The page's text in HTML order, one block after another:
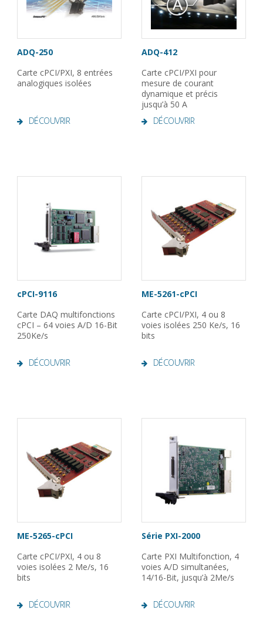
ADQ-250
Carte cPCI/PXI, 8 entrées
analogiques isolées
DÉCOUVRIR
ADQ-412
Carte cPCI/PXI pour
mesure de courant
dynamique et précis
jusqu’à 50 A
DÉCOUVRIR
cPCI-9116
Carte DAQ multifonctions
cPCI – 64 voies A/D 16-Bit
250Ke/s
DÉCOUVRIR
ME-5261-cPCI
Carte cPCI/PXI, 4 ou 8
voies isolées 250 Ke/s, 16
bits
DÉCOUVRIR
ME-5265-cPCI
Carte cPCI/PXI, 4 ou 8
voies isolées 2 Me/s, 16
bits
DÉCOUVRIR
Série PXI-2000
Carte PXI Multifonction, 4
voies A/D simultanées,
14/16-Bit, jusqu’à 2Me/s
DÉCOUVRIR